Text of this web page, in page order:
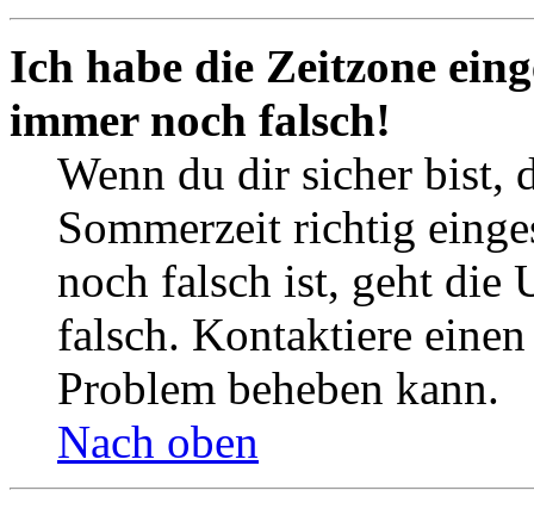
Ich habe die Zeitzone
immer noch falsch!
Wenn du dir sicher bist,
Sommerzeit richtig
noch falsch ist, geht die
falsch. Kontaktiere
Problem beheben kann.
Nach oben